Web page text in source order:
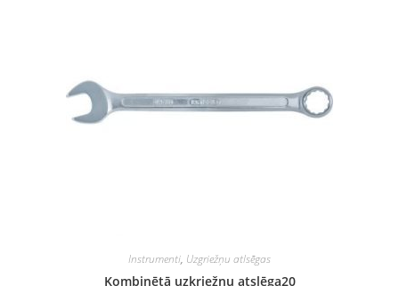
Instrumenti, Uzgriežņu atlsēgas
Kombinētā uzkriežņu atslēga20